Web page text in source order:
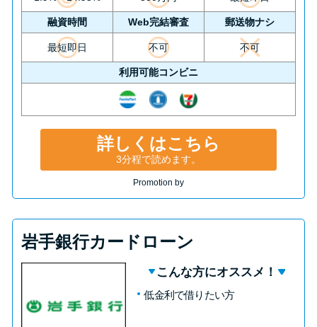
融資時間 Web完結審査 郵送物ナシ
最短即日 不可 不可
利用可能コンビニ
詳しくはこちら
3分程で読めます。
Promotion by
岩手銀行カードローン
こんな方にオススメ！
低金利で借りたい方